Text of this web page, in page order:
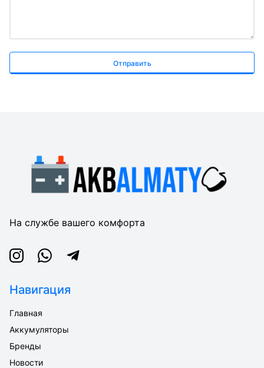
Отправить
На службе вашего комфорта
InstagramWhatsappTelegram
Навигация
Главная
Аккумуляторы
Бренды
Новости